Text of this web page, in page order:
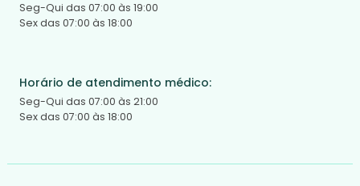
Seg-Qui das 07:00 às 19:00
Sex das 07:00 às 18:00
Horário de atendimento médico:
Seg-Qui das 07:00 às 21:00
Sex das 07:00 às 18:00